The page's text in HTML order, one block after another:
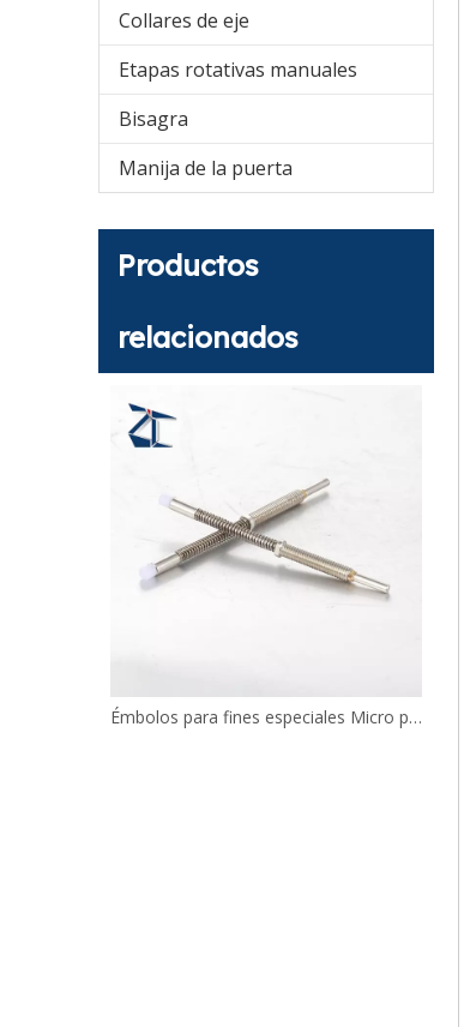
Collares de eje
Etapas rotativas manuales
Bisagra
Manija de la puerta
Productos
relacionados
Émbolos para fines especiales Micro pasadores elásticos JJPPN